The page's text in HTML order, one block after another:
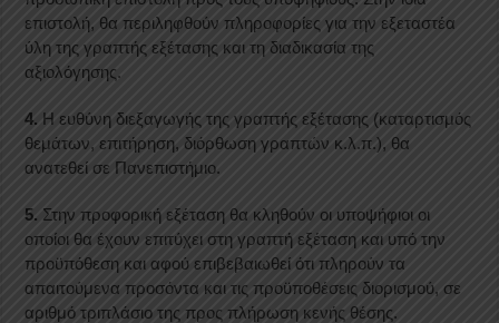
επιστολή, θα περιληφθούν πληροφορίες για την εξεταστέα
ύλη της γραπτής εξέτασης και τη διαδικασία της
αξιολόγησης.
4. Η ευθύνη διεξαγωγής της γραπτής εξέτασης (καταρτισμός
θεμάτων, επιτήρηση, διόρθωση γραπτών κ.λ.π.), θα
ανατεθεί σε Πανεπιστήμιο.
5. Στην προφορική εξέταση θα κληθούν οι υποψήφιοι οι
οποίοι θα έχουν επιτύχει στη γραπτή εξέταση και υπό την
προϋπόθεση και αφού επιβεβαιωθεί ότι πληρούν τα
απαιτούμενα προσόντα και τις προϋποθέσεις διορισμού, σε
αριθμό τριπλάσιο της προς πλήρωση κενής θέσης.